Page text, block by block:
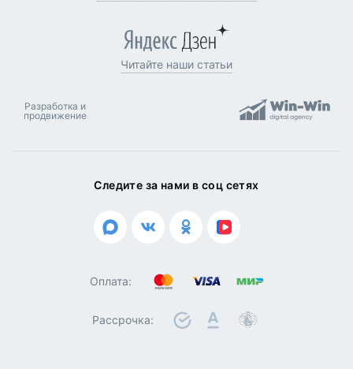
Следите за нами в соц сетях
Оплата:
Рассрочка:
Читайте наши статьи
Разработка и
продвижение